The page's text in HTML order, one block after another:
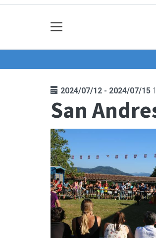
2024/07/12 - 2024/07/15
San